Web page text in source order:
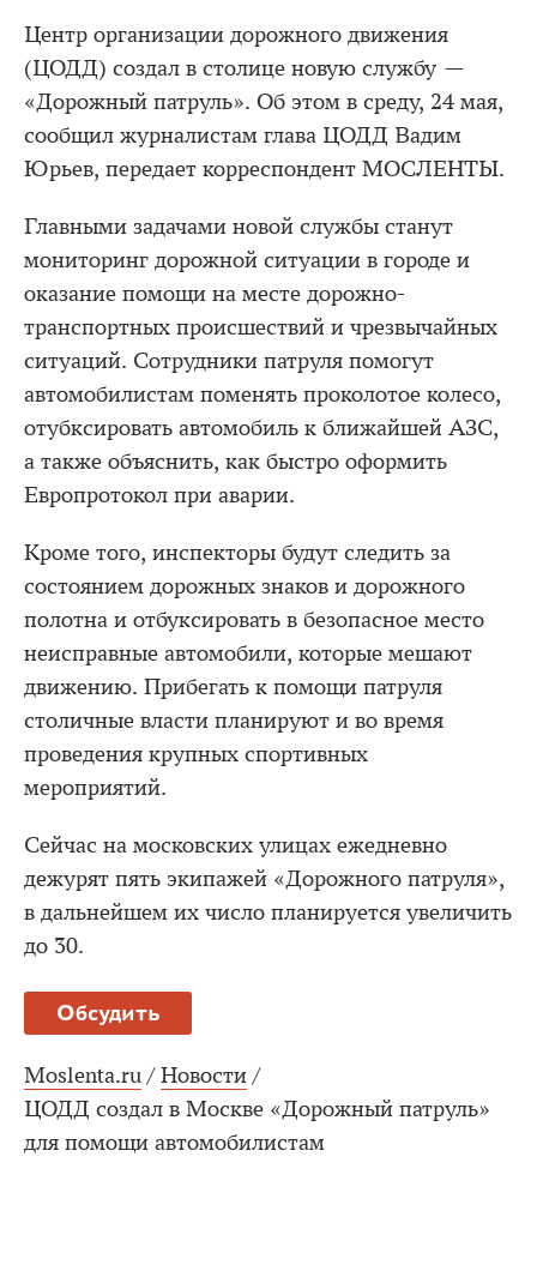
Центр организации дорожного движения
(ЦОДД) создал в столице новую службу —
«Дорожный патруль». Об этом в среду, 24 мая,
сообщил журналистам глава ЦОДД Вадим
Юрьев, передает корреспондент МОСЛЕНТЫ.
Главными задачами новой службы станут
мониторинг дорожной ситуации в городе и
оказание помощи на месте дорожно-
транспортных происшествий и чрезвычайных
ситуаций. Сотрудники патруля помогут
автомобилистам поменять проколотое колесо,
отубксировать автомобиль к ближайшей АЗС,
а также объяснить, как быстро оформить
Европротокол при аварии.
Кроме того, инспекторы будут следить за
состоянием дорожных знаков и дорожного
полотна и отбуксировать в безопасное место
неисправные автомобили, которые мешают
движению. Прибегать к помощи патруля
столичные власти планируют и во время
проведения крупных спортивных
мероприятий.
Сейчас на московских улицах ежедневно
дежурят пять экипажей «Дорожного патруля»,
в дальнейшем их число планируется увеличить
до 30.
Обсудить
Moslenta.ru / Новости /
ЦОДД создал в Москве «Дорожный патруль»
для помощи автомобилистам